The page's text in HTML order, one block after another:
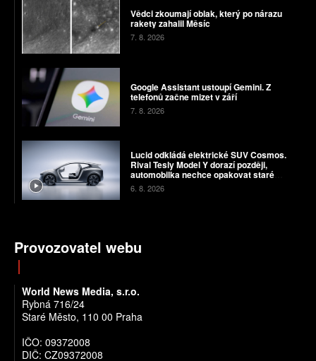
Vědci zkoumají oblak, který po nárazu
rakety zahalil Měsíc
7. 8. 2026
Google Assistant ustoupí Gemini. Z
telefonů začne mizet v září
7. 8. 2026
Lucid odkládá elektrické SUV Cosmos.
Rival Tesly Model Y dorazí později,
automobilka nechce opakovat staré
chyby
6. 8. 2026
Provozovatel webu
World News Media, s.r.o.
Rybná 716/24
Staré Město, 110 00 Praha
IČO: 09372008
DIČ: CZ09372008